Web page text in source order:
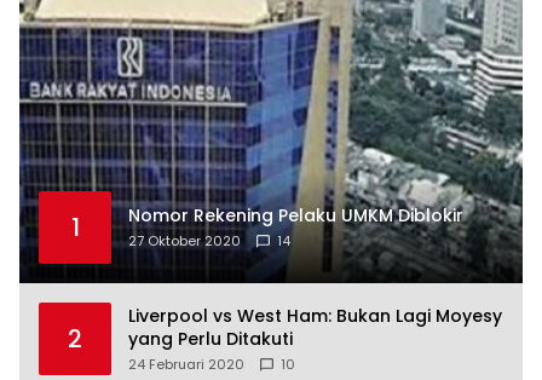
1 Nomor Rekening Pelaku UMKM Diblokir
27 Oktober 2020 14
2
Liverpool vs West Ham: Bukan Lagi Moyesy
yang Perlu Ditakuti
24 Februari 2020 10